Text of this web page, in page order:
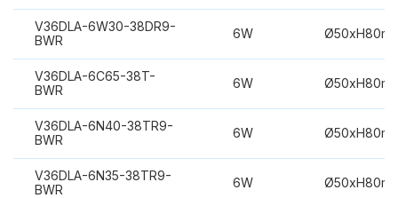
V36DLA-6W30-38DR9-
BWR
6W
V36DLA-6C65-38T-
BWR
6W
V36DLA-6N40-38TR9-
BWR
6W
V36DLA-6N35-38TR9-
BWR
6W